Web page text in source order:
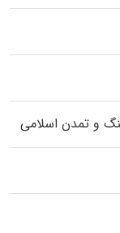
و تمدن اسلامی